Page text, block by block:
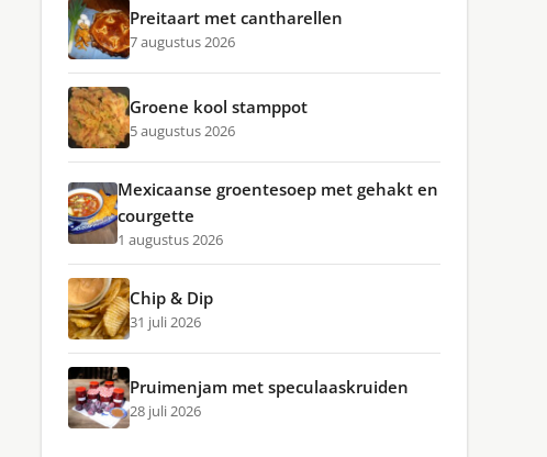
Preitaart met cantharellen
7 augustus 2026
Groene kool stamppot
5 augustus 2026
Mexicaanse groentesoep met gehakt en
courgette
1 augustus 2026
Chip & Dip
31 juli 2026
Pruimenjam met speculaaskruiden
28 juli 2026